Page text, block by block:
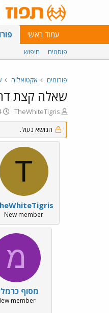
עמוד ראשי
פוסטים חיפוש
פורומים אקטואליה
שאלה קצת
פ
ו
ת
ח
TheWhiteTigris
ו
ת
א
ר
ך
הנושא נעול.
T
New member
מ
מסוף
member